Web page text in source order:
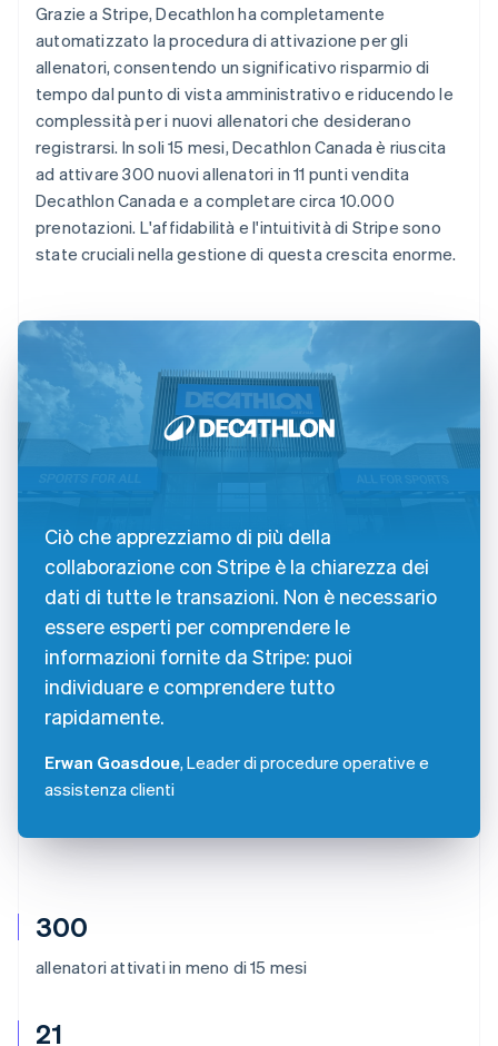
300
allenatori attivati in meno di 15 mesi
21
Grazie a Stripe, Decathlon ha completamente
automatizzato la procedura di attivazione per gli
allenatori, consentendo un significativo risparmio di
tempo dal punto di vista amministrativo e riducendo le
complessità per i nuovi allenatori che desiderano
registrarsi. In soli 15 mesi, Decathlon Canada è riuscita
ad attivare 300 nuovi allenatori in 11 punti vendita
Decathlon Canada e a completare circa 10.000
prenotazioni. L'affidabilità e l'intuitività di Stripe sono
state cruciali nella gestione di questa crescita enorme.
Ciò che apprezziamo di più della
collaborazione con Stripe è la chiarezza dei
dati di tutte le transazioni. Non è necessario
essere esperti per comprendere le
informazioni fornite da Stripe: puoi
individuare e comprendere tutto
rapidamente.
Erwan Goasdoue, Leader di procedure operative e
assistenza clienti